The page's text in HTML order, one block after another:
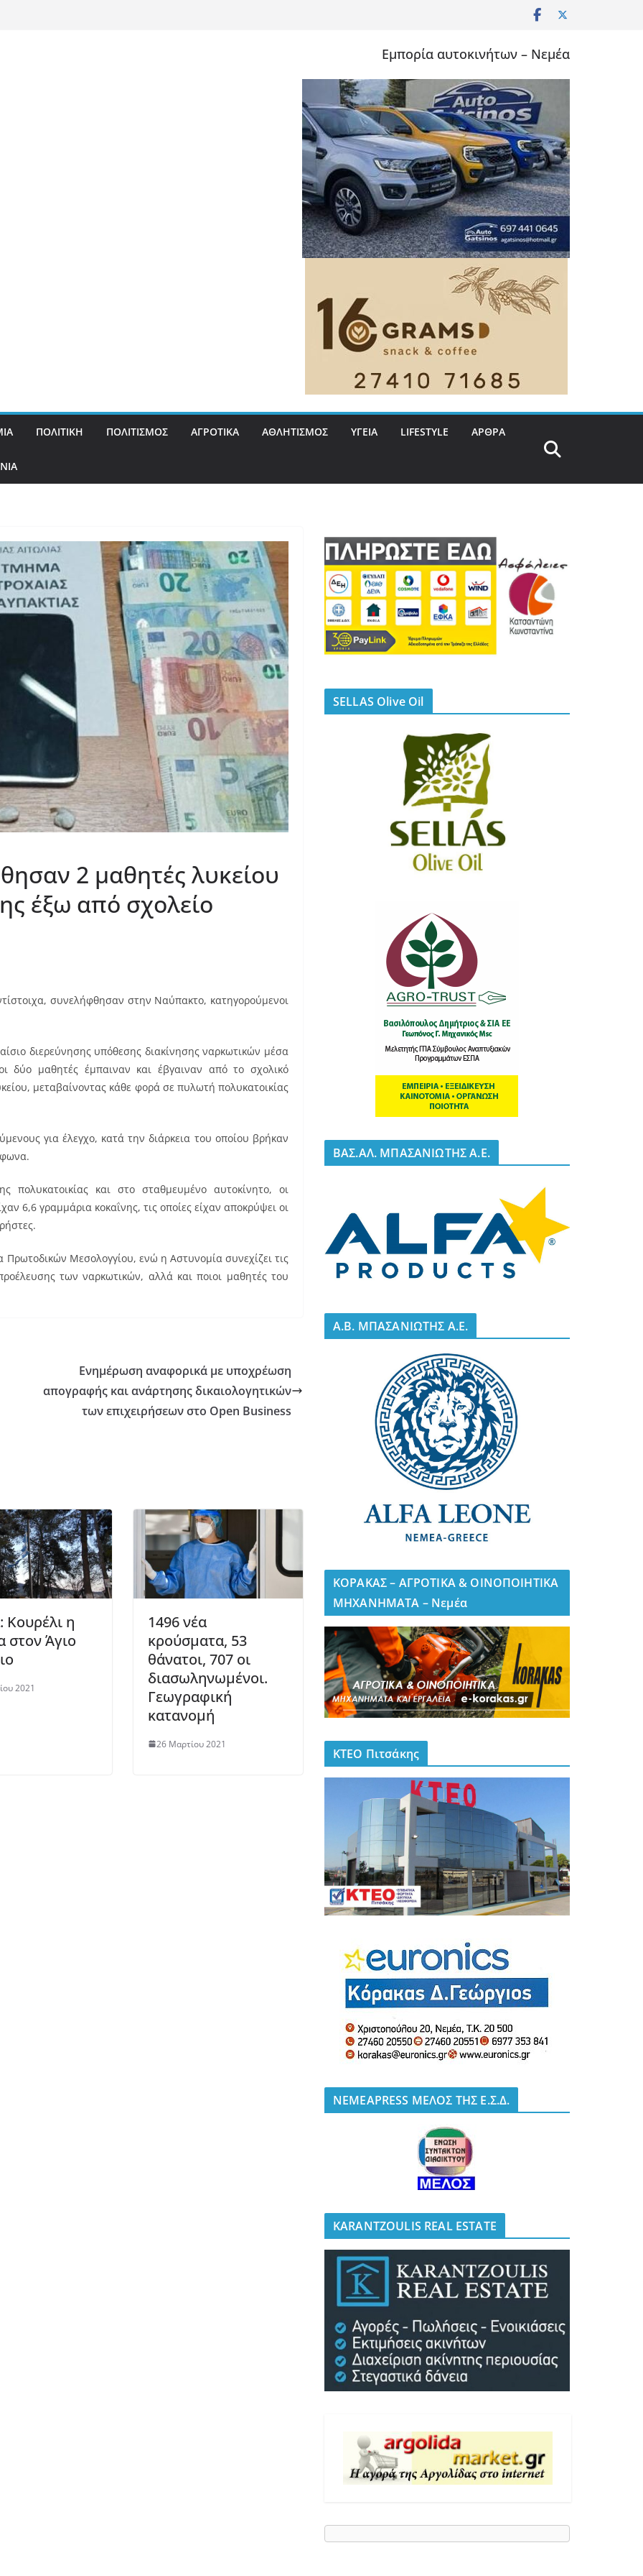
Εμπορία αυτοκινήτων – Νεμέα
ΠΟΛΙΤΙΚΗ ΠΟΛΙΤΙΣΜΟΣ ΑΓΡΟΤΙΚΑ ΑΘΛΗΤΙΣΜΟΣ ΥΓΕΙΑ LIFESTYLE ΑΡΘΡΑ
2 μαθητές λυκείου
έξω από σχολείο
συνελήφθησαν στην Ναύπακτο, κατηγορούμενοι
διερεύνησης υπόθεσης διακίνησης ναρκωτικών μέσα
δύο μαθητές έμπαιναν και έβγαιναν από το σχολικό
μεταβαίνοντας κάθε φορά σε πυλωτή πολυκατοικίας
για έλεγχο, κατά την διάρκεια του οποίου βρήκαν
και στο σταθμευμένο αυτοκίνητο, οι
6,6 γραμμάρια κοκαΐνης, τις οποίες είχαν αποκρύψει οι
Μεσολογγίου, ενώ η Αστυνομία συνεχίζει τις
των ναρκωτικών, αλλά και ποιοι μαθητές του
Ενημέρωση αναφορικά με υποχρέωση
απογραφής και ανάρτησης δικαιολογητικών
των επιχειρήσεων στο Open Business
Κουρέλι η
στον Άγιο
2021
1496 νέα
κρούσματα, 53
θάνατοι, 707 οι
διασωληνωμένοι.
Γεωγραφική
κατανομή
26 Μαρτίου 2021
SELLAS Olive Oil
BΑΣ.ΑΛ. ΜΠΑΣΑΝΙΩΤΗΣ Α.Ε.
A.B. ΜΠΑΣΑΝΙΩΤΗΣ Α.Ε.
ΚΟΡΑΚΑΣ – ΑΓΡΟΤΙΚΑ & ΟΙΝΟΠΟΙΗΤΙΚΑ
ΜΗΧΑΝΗΜΑΤΑ – Νεμέα
ΚΤΕΟ Πιτσάκης
NEMEAPRESS ΜΕΛΟΣ ΤΗΣ Ε.Σ.Δ.
KARANTZOULIS REAL ESTATE